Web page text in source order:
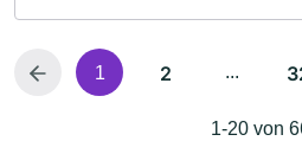
1 2 ...
1-20 von